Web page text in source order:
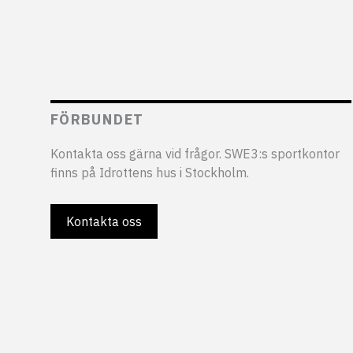
FÖRBUNDET
Kontakta oss gärna vid frågor. SWE3:s sportkontor
finns på Idrottens hus i Stockholm.
Kontakta oss